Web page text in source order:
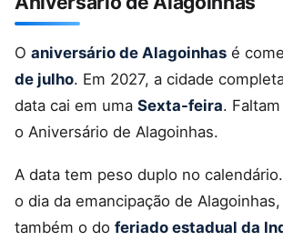
O aniversário de Alagoinhas é
de julho. Em 2027, a cidade
data cai em uma Sexta-feira. Faltam
o Aniversário de Alagoinhas.
A data tem peso duplo no
o dia da emancipação de
também o do feriado estadual da